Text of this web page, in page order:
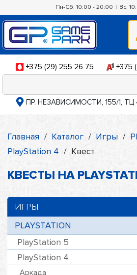
Пн-Сб: 10:00 - 20:00 | Вс:
+375 (29) 255 26 75 +375
ПР. НЕЗАВИСИМОСТИ, 155/1, ТЦ
Главная / Каталог / Игры /
PlayStation 4 / Квест
КВЕСТЫ НА
ИГРЫ
PLAYSTATION
PlayStation 5
PlayStation 4
Аркада